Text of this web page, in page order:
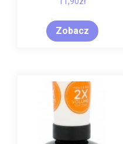
Zobacz